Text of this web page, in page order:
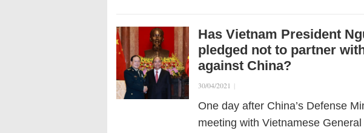
Has Vietnam President
pledged not to partner
against China?
30/04/2021 |
One day after China’s Defense
meeting with Vietnamese